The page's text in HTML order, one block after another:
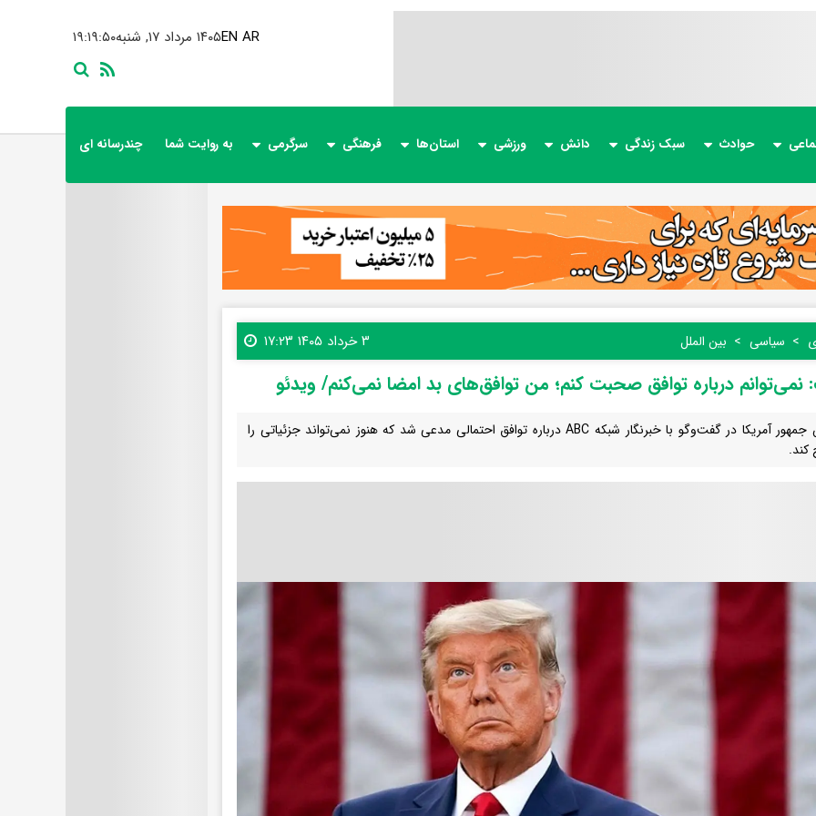
۱۹:۱۹:۵۲ ۱۴۰۵ مرداد ۱۷, شنبهEN AR
حوادث سبک زندگی دانش ورزشی استان‌ها فرهنگی سرگرمی به روایت شما چندرسانه ای
سیاسی بین الملل ۳ خرداد ۱۴۰۵ ۱۷:۲۳
نمی‌توانم درباره توافق صحبت کنم؛ من توافق‌های بد امضا نمی‌کنم/ ویدئو
رئیس جمهور آمریکا در گفت‌وگو با خبرنگار شبکه ABC درباره توافق احتمالی مدعی شد که هنوز نمی‌تواند جزئیاتی را